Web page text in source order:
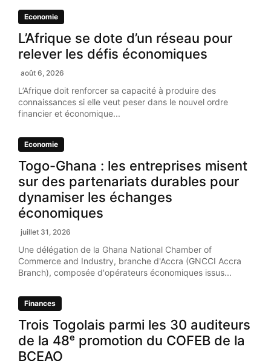
Economie
L’Afrique se dote d’un réseau pour
relever les défis économiques
août 6, 2026
L’Afrique doit renforcer sa capacité à produire des
connaissances si elle veut peser dans le nouvel ordre
financier et économique...
Economie
Togo-Ghana : les entreprises misent
sur des partenariats durables pour
dynamiser les échanges
économiques
juillet 31, 2026
Une délégation de la Ghana National Chamber of
Commerce and Industry, branche d'Accra (GNCCI Accra
Branch), composée d'opérateurs économiques issus...
Finances
Trois Togolais parmi les 30 auditeurs
de la 48ᵉ promotion du COFEB de la
BCEAO